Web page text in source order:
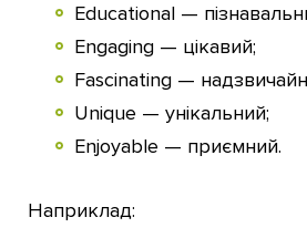
Educational —
Engaging — цікавий;
Fascinating —
Unique — унікальний;
Enjoyable — приємний.
Наприклад: